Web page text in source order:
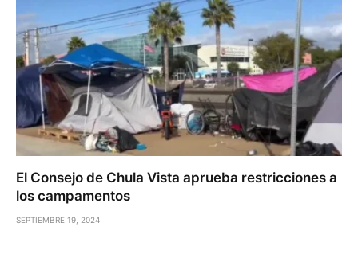
El Consejo de Chula Vista aprueba restricciones a
los campamentos
SEPTIEMBRE 19, 2024